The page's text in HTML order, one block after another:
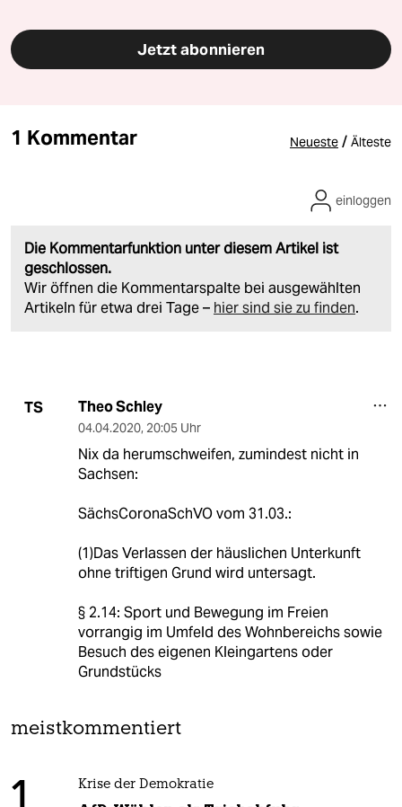
Jetzt abonnieren
1 Kommentar Neueste / Älteste
Die Kommentarfunktion unter diesem Artikel ist
geschlossen.
Wir öffnen die Kommentarspalte bei ausgewählten
Artikeln für etwa drei Tage – hier sind sie zu finden.
einloggen
TS Theo Schley
04.04.2020, 20:05 Uhr
Nix da herumschweifen, zumindest nicht in
Sachsen:
SächsCoronaSchVO vom 31.03.:
(1)Das Verlassen der häuslichen Unterkunft
ohne triftigen Grund wird untersagt.
§ 2.14: Sport und Bewegung im Freien
vorrangig im Umfeld des Wohnbereichs sowie
Besuch des eigenen Kleingartens oder
Grundstücks
meistkommentiert
Krise der Demokratie